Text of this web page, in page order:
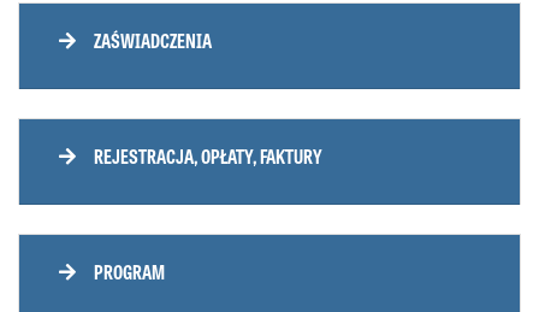
ZAŚWIADCZENIA
REJESTRACJA, OPŁATY, FAKTURY
PROGRAM